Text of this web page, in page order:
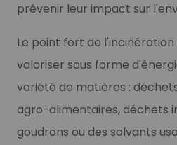
prévenir leur impact sur
Le point fort de
valoriser sous forme
variété de matières :
agro-alimentaires, déchets
goudrons ou des solvants